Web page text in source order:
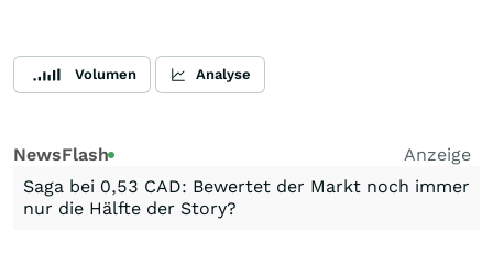
Volumen Analyse
NewsFlash
Anzeige
Saga bei 0,53 CAD: Bewertet der Markt noch immer
nur die Hälfte der Story?